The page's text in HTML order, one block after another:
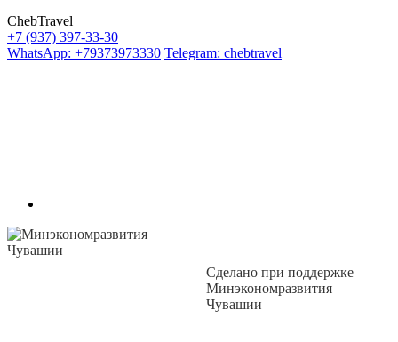
ChebTravel
+7 (937) 397-33-30
WhatsApp: +79373973330 Telegram: chebtravel
Сделано при поддержке
Минэкономразвития
Чувашии